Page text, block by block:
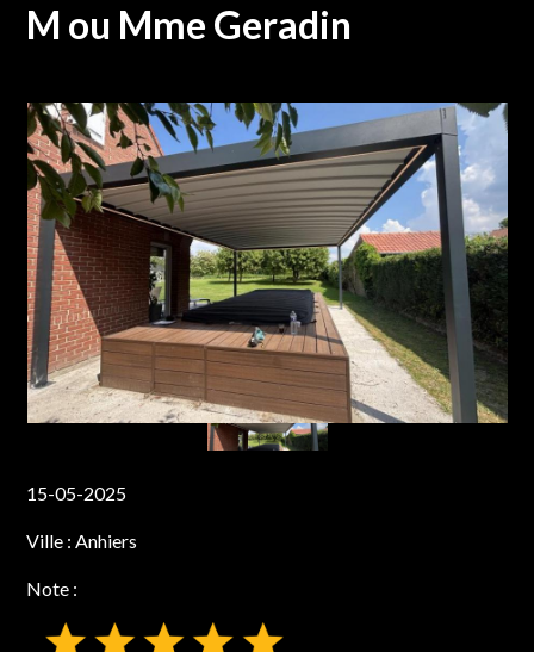
M ou Mme Geradin
15-05-2025
Ville : Anhiers
Note :